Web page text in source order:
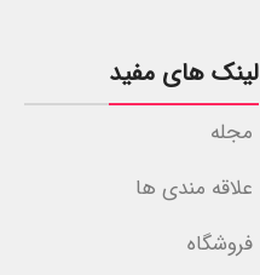
لینک های مفید
مجله
علاقه مندی ها
فروشگاه